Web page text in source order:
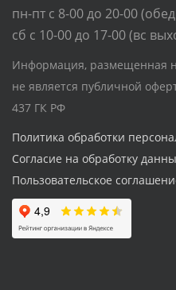
пн-пт с 8-00 до 20-00
сб с 10-00 до 17-00 (вс
Информация, размещенная
не является публичной
437 ГК РФ
Политика обработки
Согласие на обработку
Пользовательское